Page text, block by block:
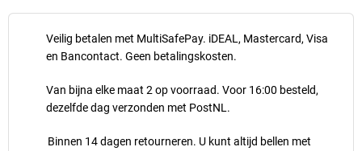
Veilig betalen met MultiSafePay. iDEAL, Mastercard, Visa
en Bancontact. Geen betalingskosten.
Van bijna elke maat 2 op voorraad. Voor 16:00 besteld,
dezelfde dag verzonden met PostNL.
Binnen 14 dagen retourneren. U kunt altijd bellen met